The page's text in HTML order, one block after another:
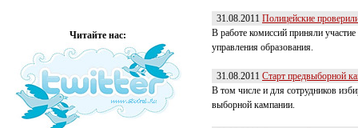
Читайте нас:
31.08.2011 Полицейские
В работе комиссий приняли
управления образования.
31.08.2011 Старт предвыборной
В том числе и для сотрудников
выборной кампании.